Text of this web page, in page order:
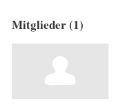
Mitglieder (1)